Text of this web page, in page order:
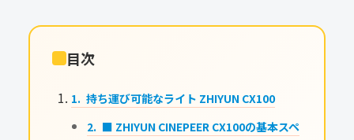
目次
持ち運び可能なライト ZHIYUN CX100
■ ZHIYUN CINEPEER CX100の基本スペ